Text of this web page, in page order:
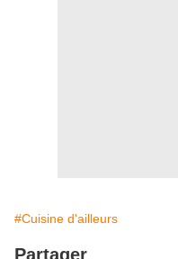
#Cuisine d'ailleurs
Partager